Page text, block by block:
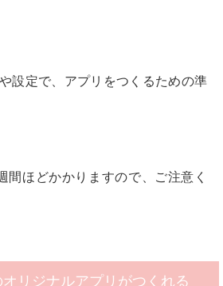
設定で、アプリをつくるための準
間ほどかかりますので、ご注意く
リジナルアプリがつくれる